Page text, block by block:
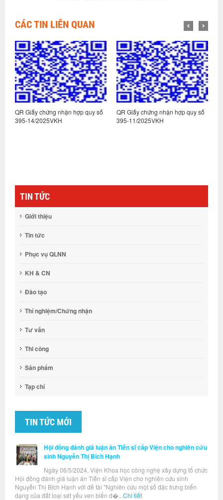
CÁC TIN LIÊN QUAN
QR Giấy chứng nhận hợp quy số
395-14/2025VKH
QR Giấy chứng nhận hợp quy số
395-11/2025VKH
TIN TỨC
Giới thiệu
Tin tức
Phục vụ QLNN
KH & CN
Đào tạo
Thí nghiệm/Chứng nhận
Tư vấn
Thi công
Sản phẩm
Tạp chí
TIN TỨC MỚI
Hội đồng đánh giá luận án Tiến sĩ cấp Viện cho nghiên cứu
sinh Nguyễn Thị Bích Hạnh
Ngày 06/5/2024, Viện Khoa học công nghệ xây dựng tổ chức
Hội đồng đánh giá luận án Tiến sĩ cấp Viện cho nghiên cứu sinh
Nguyễn Thị Bích Hạnh với đề tài "Nghiên cứu một số đặc trưng biến
dạng của đất loại sét yếu ven biển đ�... Chi tiết